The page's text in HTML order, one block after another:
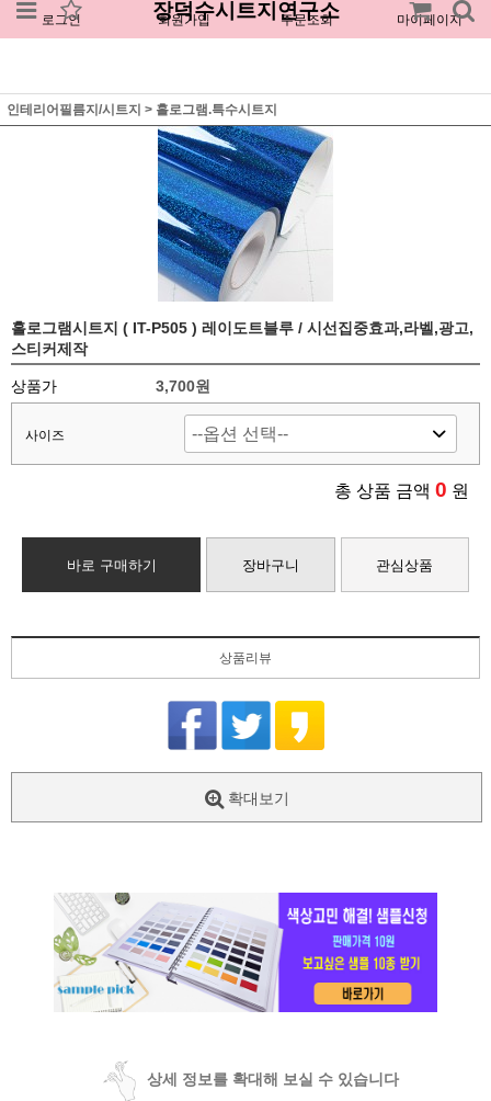
로그인 회원가입 주문조회 마이페이지
장덕수시트지연구소
인테리어필름지/시트지 > 홀로그램.특수시트지
홀로그램시트지 ( IT-P505 ) 레이도트블루 / 시선집중효과,라벨,광고,
스티커제작
상품가 3,700원
사이즈
총 상품 금액 0 원
바로 구매하기 장바구니 관심상품
상품리뷰
확대보기
상세 정보를 확대해 보실 수 있습니다